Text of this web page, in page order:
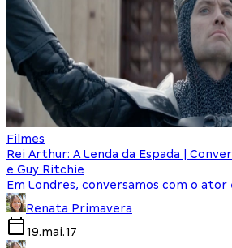
Filmes
Rei Arthur: A Lenda da Espada |
e Guy Ritchie
Em Londres, conversamos com o
Renata Primavera
19.mai.17